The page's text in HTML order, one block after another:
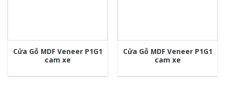
Cửa Gỗ MDF Veneer P1G1
cam xe
Cửa Gỗ MDF Veneer P1G1
cam xe